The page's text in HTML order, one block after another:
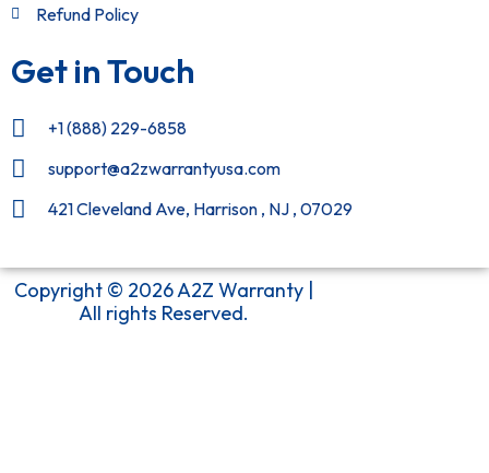
Refund Policy
Get in Touch
+1 (888) 229-6858
support@a2zwarrantyusa.com
421 Cleveland Ave, Harrison , NJ , 07029
Copyright © 2026 A2Z Warranty |
All rights Reserved.